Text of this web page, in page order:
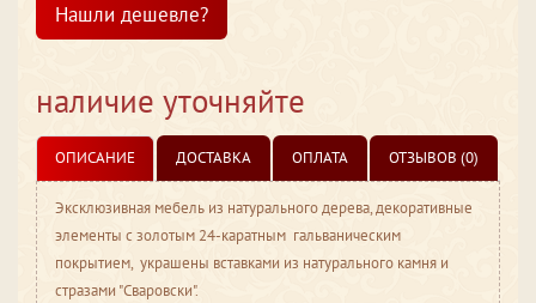
Нашли дешевле?
наличие уточняйте
ОПИСАНИЕ ДОСТАВКА ОПЛАТА ОТЗЫВОВ (0)
Эксклюзивная мебель из натурального дерева, декоративные
элементы с золотым 24-каратным гальваническим
покрытием, украшены вставками из натурального камня и
стразами "Сваровски".